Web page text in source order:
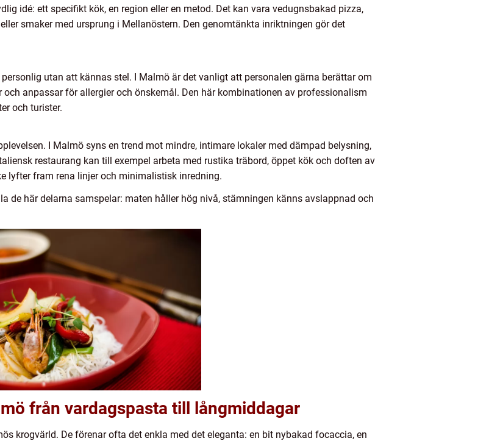
idé: ett specifikt kök, en region eller en metod. Det kan vara vedugnsbakad pizza,
smaker med ursprung i Mellanöstern. Den genomtänkta inriktningen gör det
utan att kännas stel. I Malmö är det vanligt att personalen gärna berättar om
anpassar för allergier och önskemål. Den här kombinationen av professionalism
och turister.
I Malmö syns en trend mot mindre, intimare lokaler med dämpad belysning,
restaurang kan till exempel arbeta med rustika träbord, öppet kök och doften av
lyfter fram rena linjer och minimalistisk inredning.
de här delarna samspelar: maten håller hög nivå, stämningen känns avslappnad och
från vardagspasta till långmiddagar
krogvärld. De förenar ofta det enkla med det eleganta: en bit nybakad focaccia, en